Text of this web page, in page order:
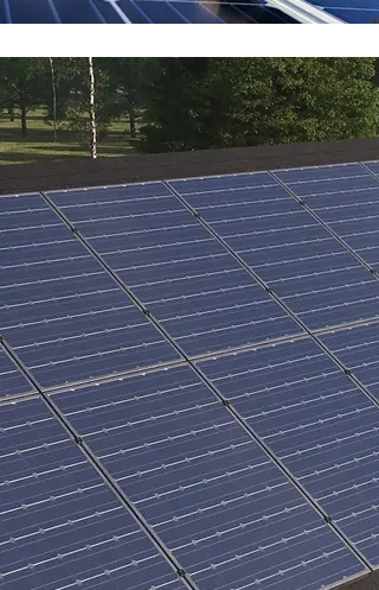
VARFÖR 24SOLKRAFT
Expert på
solenergi
24Solkraft hjälper dig genom
hela projektet och vår
bakgrund som certifierad
montör säkerställer att du får
hypermodern teknik som
fungerar länge. När du
samarbetar med oss kan du
alltid känna dig trygg i din
investering – vi jobbar med
marknadens bästa